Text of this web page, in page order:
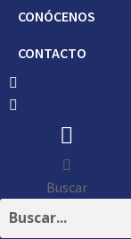
CONÓCENOS
CONTACTO
Buscar